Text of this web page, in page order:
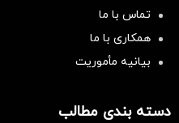
تماس با ما
همکاری با ما
بیانیه مأموریت
دسته بندی مطالب